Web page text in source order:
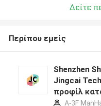
Δείτε
Περίπου εμείς
Shenzhen
Jingcai
προφίλ
A-3F